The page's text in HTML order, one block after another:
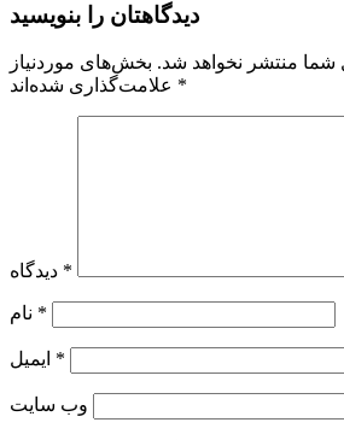
دیدگاهتان را بنویسید
شما منتشر نخواهد شد. بخش‌های موردنیاز
*
*
*
*
وب‌ سایت